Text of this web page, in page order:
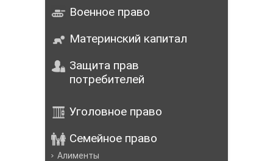
Военное право
Материнский капитал
Защита прав
потребителей
Уголовное право
Семейное право
Алименты